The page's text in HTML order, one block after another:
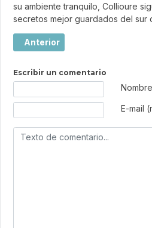
su ambiente tranquilo, Collioure
secretos mejor guardados del sur
Artículo anterior: La
Anterior
Escribir un comentario
E-mail